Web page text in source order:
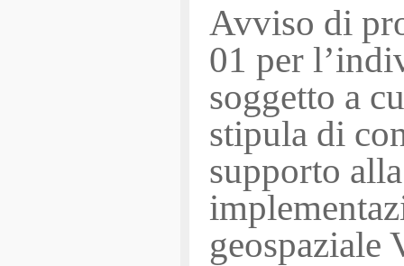
Avviso di
01 per
soggetto a
stipula di
supporto
geospaziale